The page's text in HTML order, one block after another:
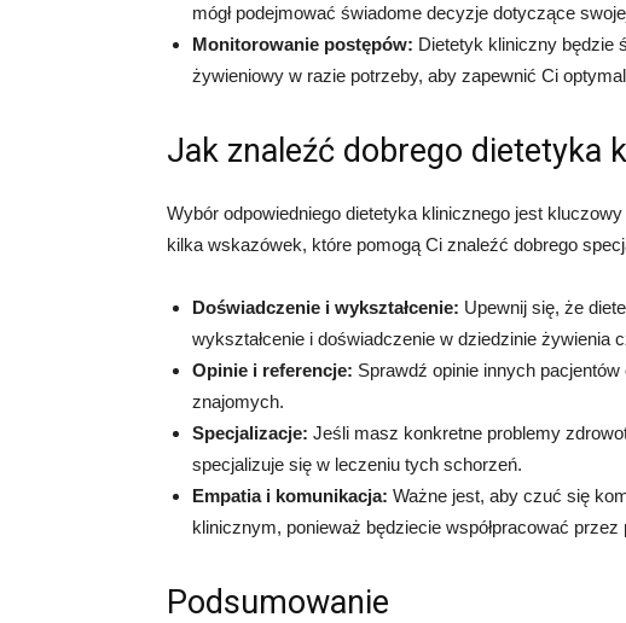
mógł podejmować świadome decyzje dotyczące
Monitorowanie postępów: Dietetyk kliniczny będzie
żywieniowy w razie potrzeby, aby zapewnić Ci
Jak znaleźć dobrego dietetyka
Wybór odpowiedniego dietetyka klinicznego jest
kilka wskazówek, które pomogą Ci znaleźć dobrego
Doświadczenie i wykształcenie: Upewnij się, że
wykształcenie i doświadczenie w dziedzinie żywienia
Opinie i referencje: Sprawdź opinie innych
znajomych.
Specjalizacje: Jeśli masz konkretne problemy
specjalizuje się w leczeniu tych schorzeń.
Empatia i komunikacja: Ważne jest, aby czuć się
klinicznym, ponieważ będziecie współpracować przez
Podsumowanie